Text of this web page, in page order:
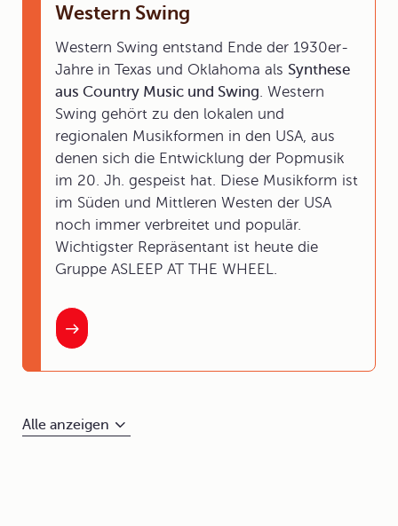
Western Swing
Western Swing entstand Ende der 1930er-
Jahre in Texas und Oklahoma als Synthese
aus Country Music und Swing. Western
Swing gehört zu den lokalen und
regionalen Musikformen in den USA, aus
denen sich die Entwicklung der Popmusik
im 20. Jh. gespeist hat. Diese Musikform ist
im Süden und Mittleren Westen der USA
noch immer verbreitet und populär.
Wichtigster Repräsentant ist heute die
Gruppe ASLEEP AT THE WHEEL.
Alle anzeigen